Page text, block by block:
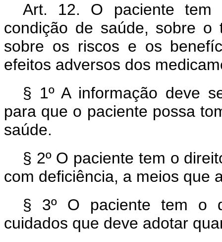
Art. 12. O paciente tem
condição de saúde, sobre o
sobre os riscos e os
efeitos adversos dos
§ 1º A informação deve
para que o paciente possa
saúde.
§ 2º O paciente tem o
com deficiência, a meios que
§ 3º O paciente tem o
cuidados que deve adotar